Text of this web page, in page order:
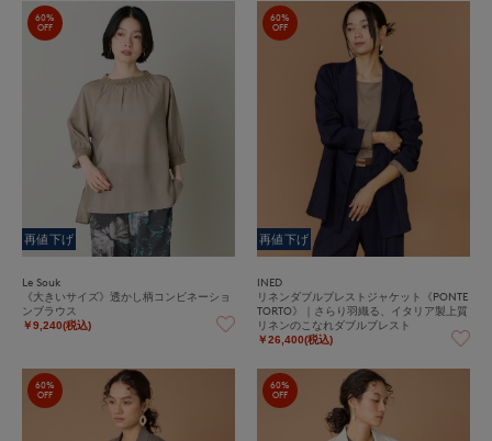
60%
OFF
再値下げ
Le Souk
《大きいサイズ》透かし柄コンビネーショ
ンブラウス
￥9,240(税込)
60%
OFF
再値下げ
INED
リネンダブルブレストジャケット《PONTE
TORTO》｜さらり羽織る、イタリア製上質
リネンのこなれダブルブレスト
￥26,400(税込)
60%
OFF
60%
OFF